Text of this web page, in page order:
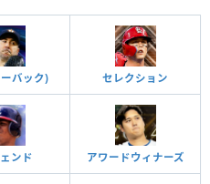
バック) セレクション
ンド アワードウィナーズ